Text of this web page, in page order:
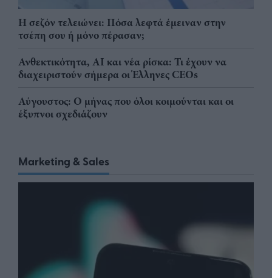
Η σεζόν τελειώνει: Πόσα λεφτά έμειναν στην
τσέπη σου ή μόνο πέρασαν;
Ανθεκτικότητα, AI και νέα ρίσκα: Τι έχουν να
διαχειριστούν σήμερα οι Έλληνες CEOs
Αύγουστος: Ο μήνας που όλοι κοιμούνται και οι
έξυπνοι σχεδιάζουν
Marketing & Sales